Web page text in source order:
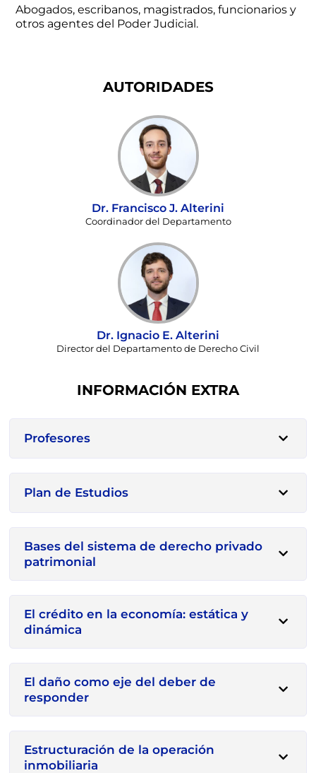
Abogados, escribanos, magistrados, funcionarios y
otros agentes del Poder Judicial.
AUTORIDADES
Dr. Francisco J. Alterini
Coordinador del Departamento
Dr. Ignacio E. Alterini
Director del Departamento de Derecho Civil
INFORMACIÓN EXTRA
Profesores
Plan de Estudios
Bases del sistema de derecho privado
patrimonial
El crédito en la economía: estática y
dinámica
El daño como eje del deber de
responder
Estructuración de la operación
inmobiliaria